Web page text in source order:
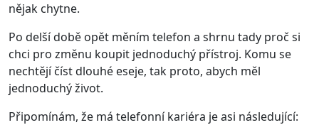
nějak chytne.
Po delší době opět měním telefon a shrnu tady proč si
chci pro změnu koupit jednoduchý přístroj. Komu se
nechtějí číst dlouhé eseje, tak proto, abych měl
jednoduchý život.
Připomínám, že má telefonní kariéra je asi následující: